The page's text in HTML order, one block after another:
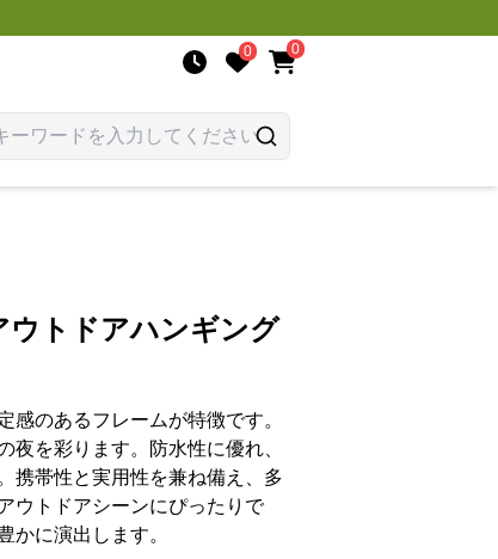
0 0
ウトドアハンギング
感のあるフレームが特徴です。
夜を彩ります。防水性に優れ、
携帯性と実用性を兼ね備え、多
ウトドアシーンにぴったりで
かに演出します。